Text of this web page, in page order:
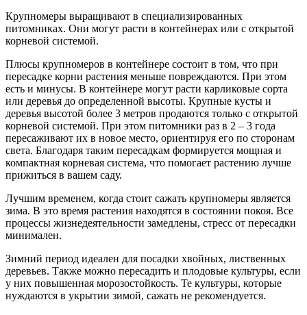
Крупномеры выращивают в специализированных
питомниках. Они могут расти в контейнерах или с открытой
корневой системой.
Плюсы крупномеров в контейнере состоит в том, что при
пересадке корни растения меньше повреждаются. При этом
есть и минусы. В контейнере могут расти карликовые сорта
или деревья до определенной высоты. Крупные кусты и
деревья высотой более 3 метров продаются только с открытой
корневой системой. При этом питомники раз в 2 – 3 года
пересаживают их в новое место, ориентируя его по сторонам
света. Благодаря таким пересадкам формируется мощная и
компактная корневая система, что помогает растению лучше
прижиться в вашем саду.
Лучшим временем, когда стоит сажать крупномеры является
зима. В это время растения находятся в состоянии покоя. Все
процессы жизнедеятельности замедлены, стресс от пересадки
минимален.
Зимний период идеален для посадки хвойных, лиственных
деревьев. Также можно пересадить и плодовые культуры, если
у них повышенная морозостойкость. Те культуры, которые
нуждаются в укрытии зимой, сажать не рекомендуется.